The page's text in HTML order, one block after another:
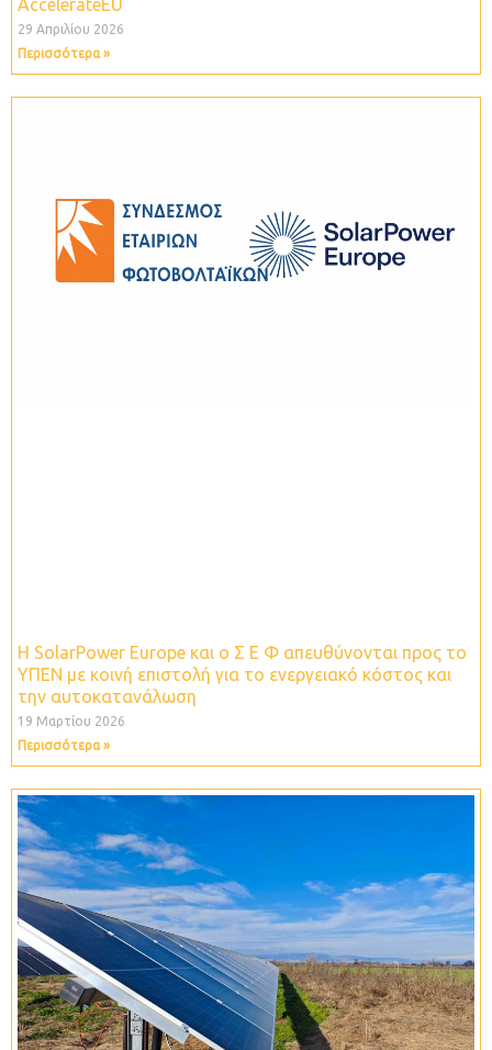
ΑccelerateEU
29 Απριλίου 2026
Περισσότερα »
Η SolarPower Europe και ο Σ Ε Φ απευθύνονται προς το
ΥΠΕΝ με κοινή επιστολή για το ενεργειακό κόστος και
την αυτοκατανάλωση
19 Μαρτίου 2026
Περισσότερα »